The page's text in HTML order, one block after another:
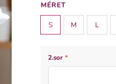
MÉRET
S M L
2.sor *